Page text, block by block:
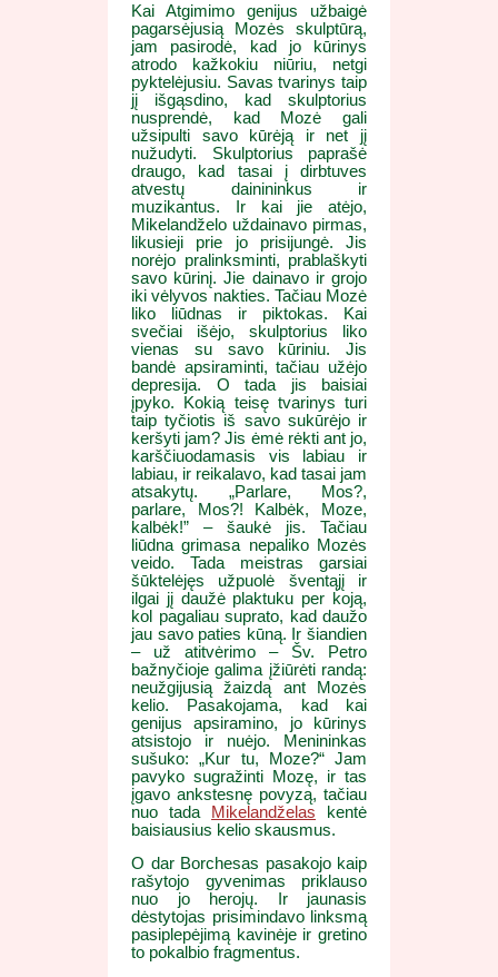
Kai Atgimimo genijus užbaigė
pagarsėjusią Mozės skulptūrą,
jam pasirodė, kad jo kūrinys
atrodo kažkokiu niūriu, netgi
pyktelėjusiu. Savas tvarinys taip
jį išgąsdino, kad skulptorius
nusprendė, kad Mozė gali
užsipulti savo kūrėją ir net jį
nužudyti. Skulptorius paprašė
draugo, kad tasai į dirbtuves
atvestų dainininkus ir
muzikantus. Ir kai jie atėjo,
Mikelandželo uždainavo pirmas,
likusieji prie jo prisijungė. Jis
norėjo pralinksminti, prablaškyti
savo kūrinį. Jie dainavo ir grojo
iki vėlyvos nakties. Tačiau Mozė
liko liūdnas ir piktokas. Kai
svečiai išėjo, skulptorius liko
vienas su savo kūriniu. Jis
bandė apsiraminti, tačiau užėjo
depresija. O tada jis baisiai
įpyko. Kokią teisę tvarinys turi
taip tyčiotis iš savo sukūrėjo ir
keršyti jam? Jis ėmė rėkti ant jo,
karščiuodamasis vis labiau ir
labiau, ir reikalavo, kad tasai jam
atsakytų. „Parlare, Mos?,
parlare, Mos?! Kalbėk, Moze,
kalbėk!” – šaukė jis. Tačiau
liūdna grimasa nepaliko Mozės
veido. Tada meistras garsiai
šūktelėjęs užpuolė šventąjį ir
ilgai jį daužė plaktuku per koją,
kol pagaliau suprato, kad daužo
jau savo paties kūną. Ir šiandien
– už atitvėrimo – Šv. Petro
bažnyčioje galima įžiūrėti randą:
neužgijusią žaizdą ant Mozės
kelio. Pasakojama, kad kai
genijus apsiramino, jo kūrinys
atsistojo ir nuėjo. Menininkas
sušuko: „Kur tu, Moze?“ Jam
pavyko sugražinti Mozę, ir tas
įgavo ankstesnę povyzą, tačiau
nuo tada
Mikelandželas kentė
baisiausius kelio skausmus.
O dar Borchesas pasakojo kaip
rašytojo gyvenimas priklauso
nuo jo herojų. Ir jaunasis
dėstytojas prisimindavo linksmą
pasiplepėjimą kavinėje ir gretino
to pokalbio fragmentus.